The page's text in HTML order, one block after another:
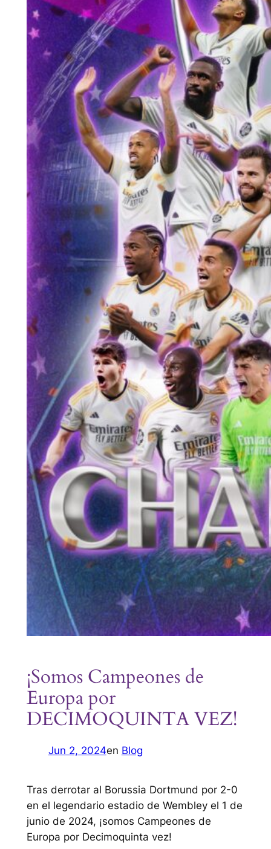
¡Somos Campeones de
Europa por
DECIMOQUINTA VEZ!
Jun 2, 2024en Blog
Tras derrotar al Borussia Dortmund por 2-0
en el legendario estadio de Wembley el 1 de
junio de 2024, ¡somos Campeones de
Europa por Decimoquinta vez!